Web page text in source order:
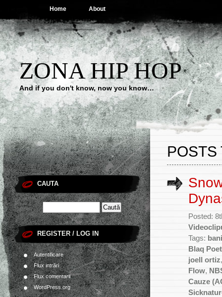
Home About
ZONA HIP HOP
And if you don't know, now you know…
CAUTA
REGISTER / LOG IN
Autentificare
Flux intrări
Flux comentarii
WordPress.org
POSTS
Posted:
Tags:
Blaq Poet
joell ortiz
Flow,
Cauze